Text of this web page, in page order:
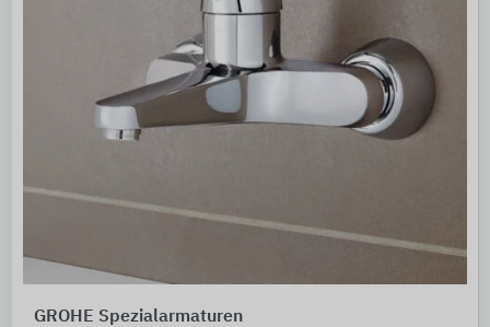
GROHE Spezialarmaturen